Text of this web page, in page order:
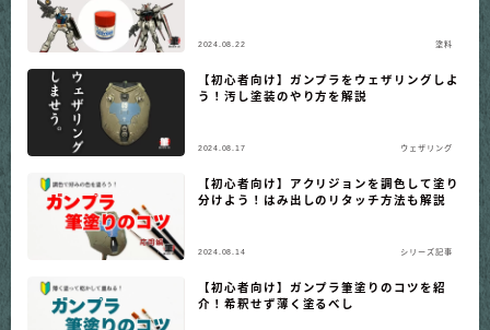
2024.08.22 塗料
【初心者向け】ガンプラをウェザリングしよ
う！汚し塗装のやり方を解説
2024.08.17 ウェザリング
【初心者向け】アクリジョンを調色して塗り
分けよう！はみ出しのリタッチ方法も解説
2024.08.14 シリーズ記事
【初心者向け】ガンプラ筆塗りのコツを紹
介！希釈せず薄く塗るべし